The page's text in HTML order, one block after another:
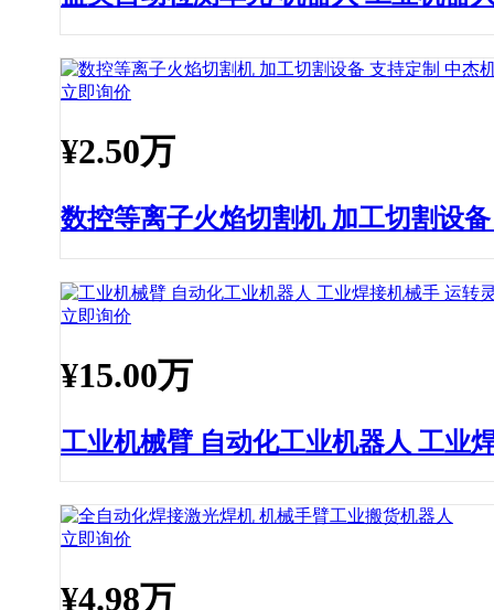
立即询价
¥2.50万
数控等离子火焰切割机 加工切割设
立即询价
¥15.00万
工业机械臂 自动化工业机器人 工业
立即询价
¥4.98万